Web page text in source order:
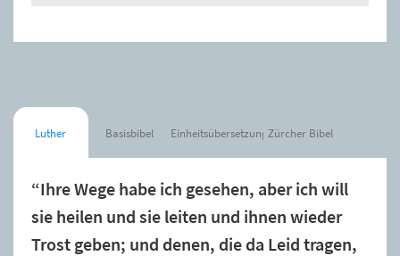
Luther Basisbibel Einheitsübersetzung Zürcher Bibel
“Ihre Wege habe ich gesehen, aber ich will
sie heilen und sie leiten und ihnen wieder
Trost geben; und denen, die da Leid tragen,